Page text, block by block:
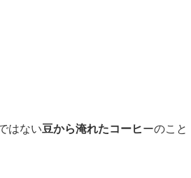
はない豆から淹れたコーヒーのこと